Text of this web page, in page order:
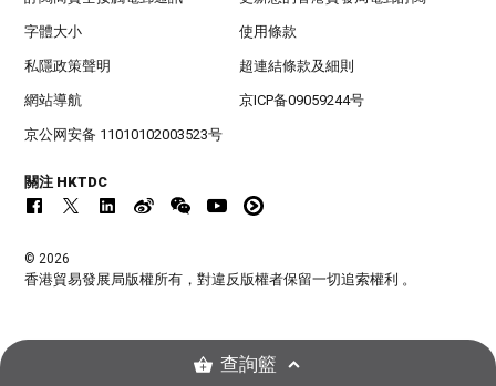
字體大小 使用條款
私隱政策聲明 超連結條款及細則
網站導航 京ICP备09059244号
京公网安备 11010102003523号
關注 HKTDC
© 2026
香港貿易發展局版權所有，對違反版權者保留一切追索權利 。
查詢籃